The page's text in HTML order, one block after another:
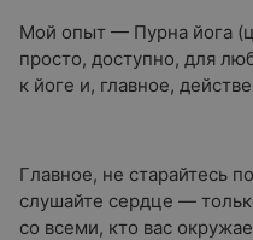
Мой опыт — Пурна йога
просто, доступно, для
к йоге и, главное,
Главное, не старайтесь
слушайте сердце —
со всеми, кто вас